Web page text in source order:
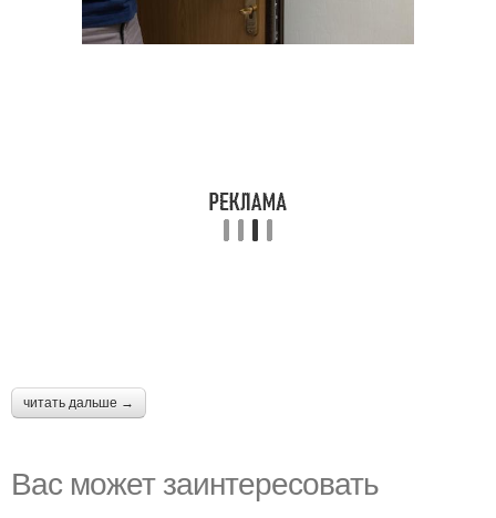
читать дальше →
Вас может заинтересовать